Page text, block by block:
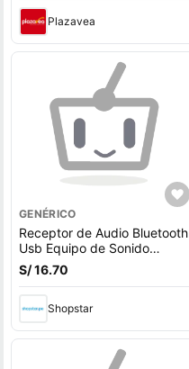
Plazavea
GENÉRICO
Receptor de Audio Bluetooth
Usb Equipo de Sonido
Autoradio
S/ 16.70
Shopstar